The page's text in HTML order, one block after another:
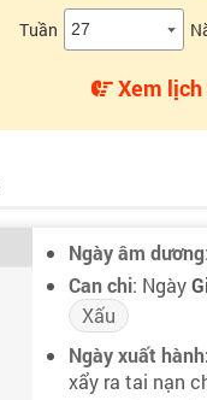
Tuần
Xem
Ngày âm dương
Can chi: Ngày
Xấu
Ngày xuất
xẩy ra tai nạn